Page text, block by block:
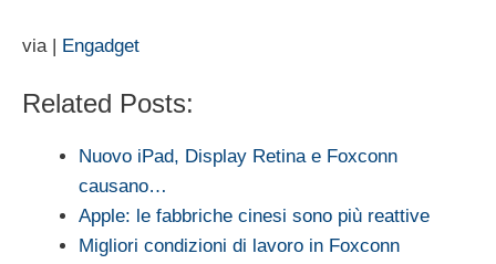
via | Engadget
Related Posts:
Nuovo iPad, Display Retina e Foxconn
causano…
Apple: le fabbriche cinesi sono più reattive
Migliori condizioni di lavoro in Foxconn